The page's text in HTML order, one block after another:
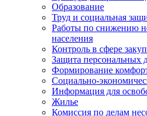
Образование
Труд и социальная
Работы по снижению
населения
Контроль в сфере
Защита персональных
Формирование
Социально-
Информация для
Жилье
Комиссия по делам